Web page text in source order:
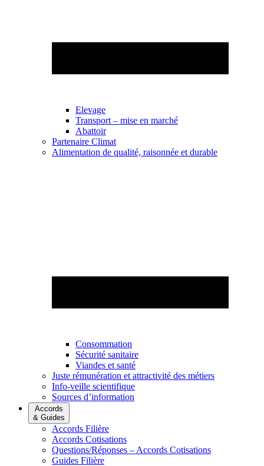
Elevage
Transport – mise en marché
Abattoir
Partenaire Climat
Alimentation de qualité, raisonnée et durable
Consommation
Sécurité sanitaire
Viandes et santé
Juste rémunération et attractivité des métiers
Info-veille scientifique
Sources d’information
Accords
& Guides
Accords Filière
Accords Cotisations
Questions/Réponses – Accords Cotisations
Guides Filière